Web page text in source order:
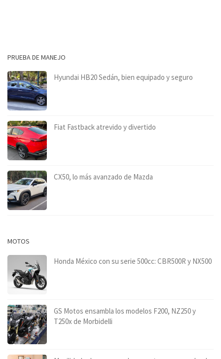
PRUEBA DE MANEJO
Hyundai HB20 Sedán, bien equipado y seguro
Fiat Fastback atrevido y divertido
CX50, lo más avanzado de Mazda
MOTOS
Honda México con su serie 500cc: CBR500R y NX500
GS Motos ensambla los modelos F200, NZ250 y
T250x de Morbidelli